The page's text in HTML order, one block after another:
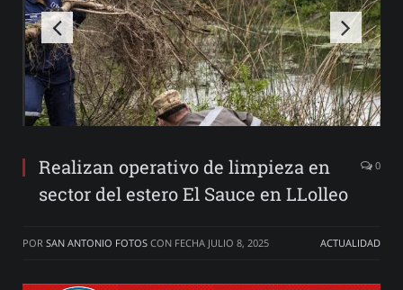
Realizan operativo de limpieza en
sector del estero El Sauce en LLolleo
0
POR SAN ANTONIO FOTOS CON FECHA JULIO 8, 2025 ACTUALIDAD